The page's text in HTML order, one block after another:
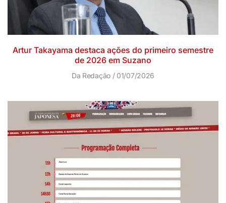
Artur Takayama destaca ações do primeiro semestre
de 2026 em Suzano
Da Redação 01/07/2026